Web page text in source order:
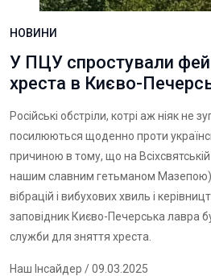
НОВИНИ
У ПЦУ спростували
хреста в Києво-
Російські обстріли, котрі аж ніяк не
посилюються щоденно проти
причиною в тому, що на
нашим славним гетьманом Мазепою)
вібрацій і вибухових хвиль і
заповідник Києво-Печерська лавра
служби для зняття хреста.
Наш Інсайдер / 09.03.2025